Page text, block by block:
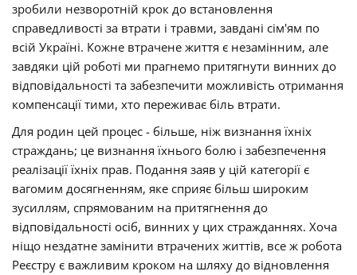
зробили незворотній крок до встановлення
справедливості за втрати і травми, завдані сім'ям по
всій Україні. Кожне втрачене життя є незамінним, але
завдяки цій роботі ми прагнемо притягнути винних до
відповідальності та забезпечити можливість отримання
компенсації тими, хто переживає біль втрати.
Для родин цей процес - більше, ніж визнання їхніх
страждань; це визнання їхнього болю і забезпечення
реалізації їхніх прав. Подання заяв у цій категорії є
вагомим досягненням, яке сприяє більш широким
зусиллям, спрямованим на притягнення до
відповідальності осіб, винних у цих стражданнях. Хоча
ніщо нездатне замінити втрачених життів, все ж робота
Реєстру є важливим кроком на шляху до відновлення